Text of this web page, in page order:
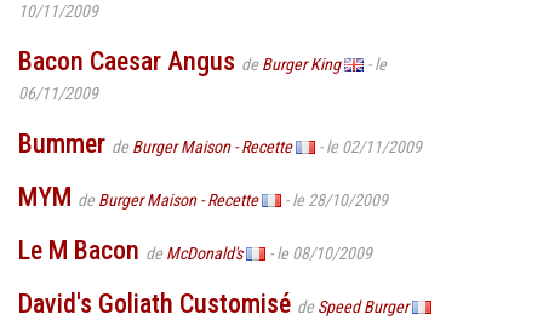
10/11/2009
Bacon Caesar Angus de Burger King
- le
06/11/2009
Bummer de Burger Maison - Recette - le 02/11/2009
MYM de Burger Maison - Recette - le 28/10/2009
Le M Bacon de McDonald's - le 08/10/2009
David's Goliath Customisé de Speed Burger